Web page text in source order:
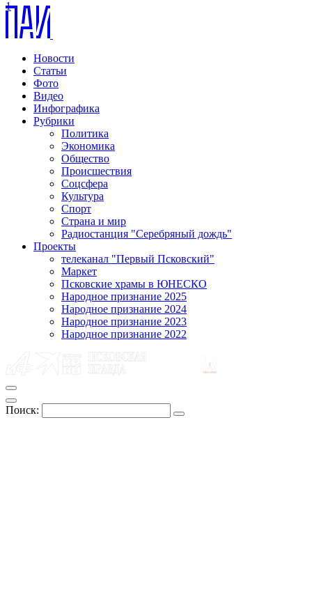
Новости
Статьи
Фото
Видео
Инфографика
Рубрики
Политика
Экономика
Общество
Происшествия
Соцсфера
Культура
Спорт
Страна и мир
Радиостанция "Серебряный дождь"
Проекты
телеканал "Первый Псковский"
Маркет
Псковские храмы в ЮНЕСКО
Народное признание 2025
Народное признание 2024
Народное признание 2023
Народное признание 2022
Поиск:
1